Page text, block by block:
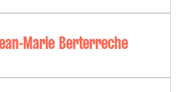
Marie Berterreche